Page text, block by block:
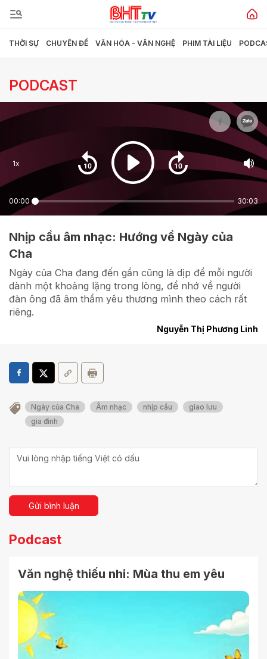
THỜI SỰ CHUYÊN ĐỀ VĂN HÓA - VĂN NGHỆ PHIM TÀI LIỆU
PODCAST
1x
00:00 30:03
Nhịp cầu âm nhạc: Hướng về Ngày của
Cha
Ngày của Cha đang đến gần cũng là dịp để mỗi người
dành một khoảng lặng trong lòng, để nhớ về người
đàn ông đã âm thầm yêu thương mình theo cách rất
riêng.
Nguyễn Thị Phương Linh
Ngày của Cha Âm nhạc nhịp cầu
giao lưu
gia đình
Gửi bình luận
Podcast
Văn nghệ thiếu nhi: Mùa thu em yêu
Gửi bình luận
Hủy Gửi